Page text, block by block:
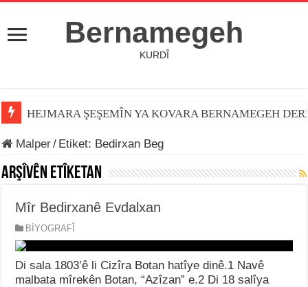
Bernamegeh
KURDÎ
HEJMARA ŞEŞEMÎN YA KOVARA BERNAMEGEH
Malper/ Etiket: Bedirxan Beg
Arşîvên Etîketan
Mîr Bedirxanê Evdalxan
BİYOGRAFÎ
Di sala 1803’ê li Cizîra Botan hatîye dinê.1 Navê
malbata mîrekên Botan, “Azîzan” e.2 Di 18 salîya